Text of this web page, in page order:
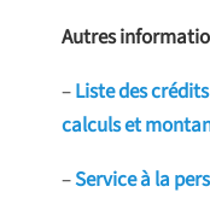
Autres
–Liste des
calculs et
–Service à la